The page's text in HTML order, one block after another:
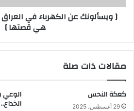
موضوعها
[ ويسألونك عن الكهرباء في
هي قصتها ]
مقالات ذات صلة
كعكة النحس
29 أغسطس، 2025
الوعي